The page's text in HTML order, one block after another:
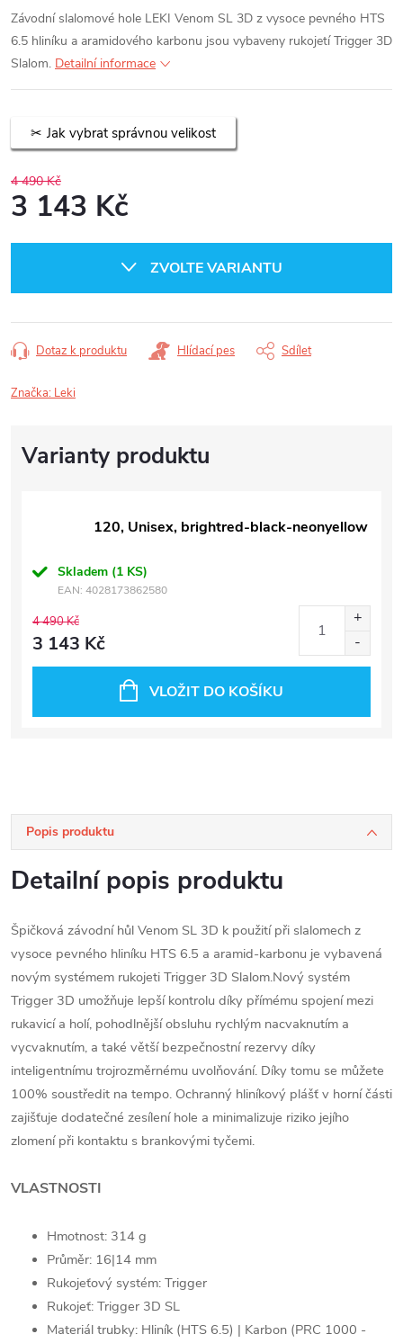
Závodní slalomové hole LEKI Venom SL 3D z vysoce pevného HTS
6.5 hliníku a aramidového karbonu jsou vybaveny rukojetí Trigger 3D
Slalom. Detailní informace
Jak vybrat správnou velikost
4 490 Kč
3 143 Kč
ZVOLTE VARIANTU
Dotaz k produktu Hlídací pes Sdílet
Značka: Leki
120, Unisex, brightred-black-neonyellow
Skladem (1 KS)
EAN: 4028173862580
4 490 Kč
3 143 Kč
VLOŽIT DO KOŠÍKU
Popis produktu
Detailní popis produktu
Špičková závodní hůl Venom SL 3D k použití při slalomech z
vysoce pevného hliníku HTS 6.5 a aramid-karbonu je vybavená
novým systémem rukojeti Trigger 3D Slalom.Nový systém
Trigger 3D umožňuje lepší kontrolu díky přímému spojení mezi
rukavicí a holí, pohodlnější obsluhu rychlým nacvaknutím a
vycvaknutím, a také větší bezpečnostní rezervy díky
inteligentnímu trojrozměrnému uvolňování. Díky tomu se můžete
100% soustředit na tempo. Ochranný hliníkový plášť v horní části
zajišťuje dodatečné zesílení hole a minimalizuje riziko jejího
zlomení při kontaktu s brankovými tyčemi.
VLASTNOSTI
Hmotnost: 314 g
Průměr: 16|14 mm
Rukojeťový systém: Trigger
Rukojeť: Trigger 3D SL
Materiál trubky: Hliník (HTS 6.5) | Karbon (PRC 1000 -